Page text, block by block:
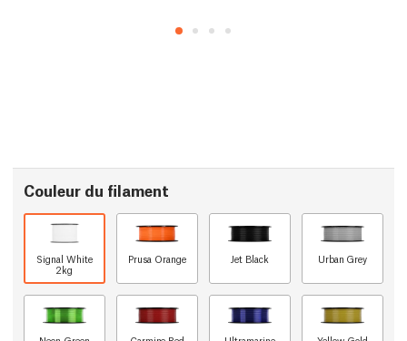
Couleur du filament
Signal White
2kg
Prusa Orange Jet Black Urban Grey